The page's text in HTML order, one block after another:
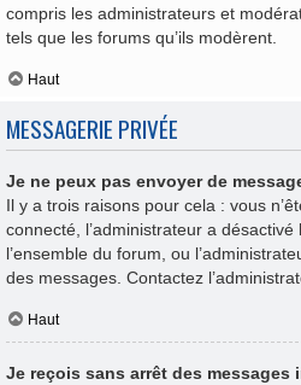
compris les administrateurs et
tels que les forums qu’ils modèrent.
Haut
MESSAGERIE PRIVÉE
Je ne peux pas envoyer de
Il y a trois raisons pour cela : vous
connecté, l’administrateur a
l’ensemble du forum, ou
des messages. Contactez
Haut
Je reçois sans arrêt des messages